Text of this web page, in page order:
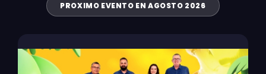
PROXIMO EVENTO EN AGOSTO 2026